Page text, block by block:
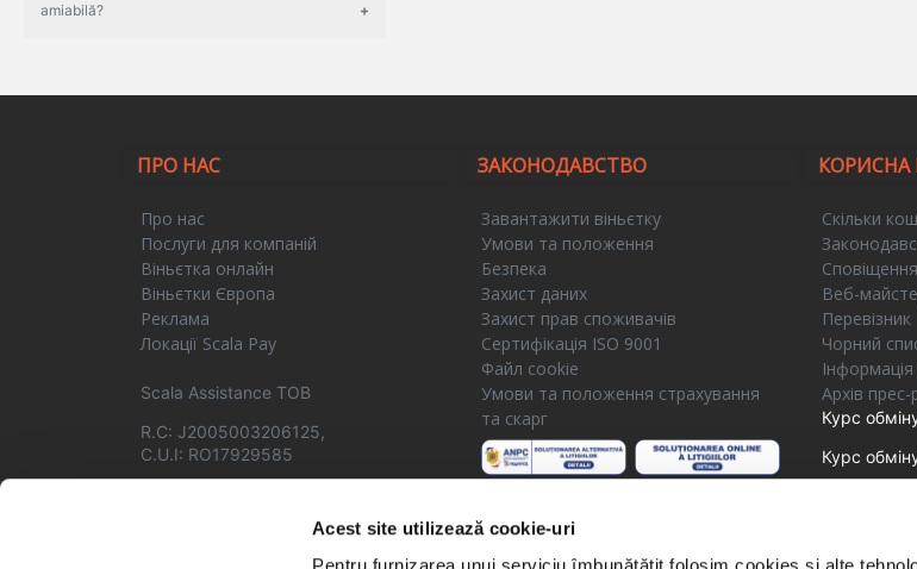
Acest site utilizează cookie-uri
amiabilă?
ПРО НАС
Про нас
Послуги для компаній
Віньєтка онлайн
Віньєтки Європа
Реклама
Локації Scala Pay
Scala Assistance ТОВ
R.C: J2005003206125,
C.U.I: RO17929585
ЗАКОНОДАВСТВО
Завантажити віньєтку
Умови та положення
Безпека
Захист даних
Захист прав споживачів
Сертифікація ISO 9001
Файл cookie
Умови та положення страхування
та скарг
КОРИСНА
Скільки
Веб-
Перевізник
Чорний
Архів прес-
Курс
Курс